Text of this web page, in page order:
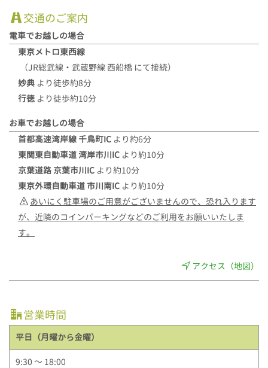
交通のご案内
電車でお越しの場合
東京メトロ東西線
（JR総武線・武蔵野線 西船橋 にて接続）
妙典 より徒歩約8分
行徳 より徒歩約10分
お車でお越しの場合
首都高速湾岸線 千鳥町IC より約6分
東関東自動車道 湾岸市川IC より約10分
京葉道路 京葉市川IC より約10分
東京外環自動車道 市川南IC より約10分
あいにく駐車場のご用意がございませんので、恐れ入ります
が、近隣のコインパーキングなどのご利用をお願いいたしま
す。
アクセス（地図）
営業時間
平日（月曜から金曜）
9:30 ～ 18:00